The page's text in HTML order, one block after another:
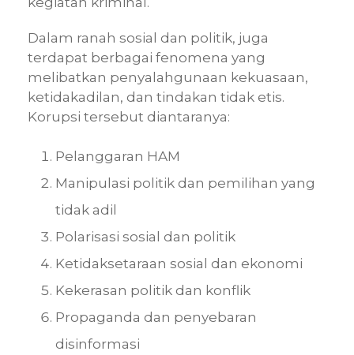
Dalam ranah sosial dan politik, juga
terdapat berbagai fenomena yang
melibatkan penyalahgunaan kekuasaan,
ketidakadilan, dan tindakan tidak etis.
Korupsi tersebut diantaranya:
Pelanggaran HAM
Manipulasi politik dan pemilihan yang
tidak adil
Polarisasi sosial dan politik
Ketidaksetaraan sosial dan ekonomi
Kekerasan politik dan konflik
Propaganda dan penyebaran
disinformasi